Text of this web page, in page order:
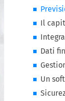
Il
Dati
Un